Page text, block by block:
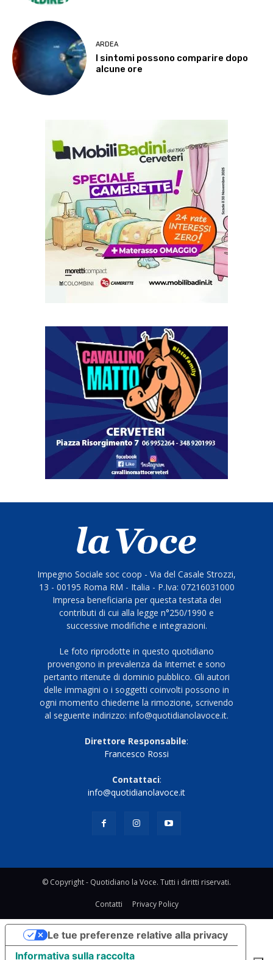
ARDEA
I sintomi possono comparire dopo
alcune ore
Impegno Sociale soc coop - Via del Casale Strozzi,
13 - 00195 Roma RM - Italia - P.Iva: 07216031000
Impresa beneficiaria per questa testata dei
contributi di cui alla legge n°250/1990 e
successive modifiche e integrazioni.
Le foto riprodotte in questo quotidiano
provengono in prevalenza da Internet e sono
pertanto ritenute di dominio pubblico. Gli autori
delle immagini o i soggetti coinvolti possono in
ogni momento chiederne la rimozione, scrivendo
al seguente indirizzo: info@quotidianolavoce.it.
Direttore Responsabile:
Francesco Rossi
Contattaci:
info@quotidianolavoce.it
© Copyright - Quotidiano la Voce. Tutti i diritti riservati.
Contatti Privacy Policy
Informativa sulla raccolta
Le tue preferenze relative alla privacy